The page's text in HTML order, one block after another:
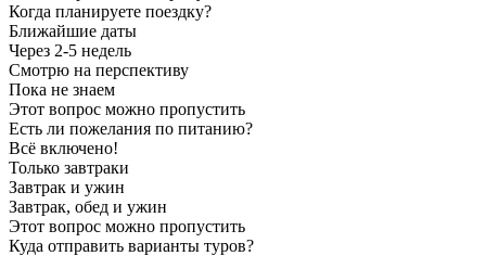
Когда планируете поездку?
Ближайшие даты
Через 2-5 недель
Смотрю на перспективу
Пока не знаем
Этот вопрос можно пропустить
Есть ли пожелания по питанию?
Всё включено!
Только завтраки
Завтрак и ужин
Завтрак, обед и ужин
Этот вопрос можно пропустить
Куда отправить варианты туров?